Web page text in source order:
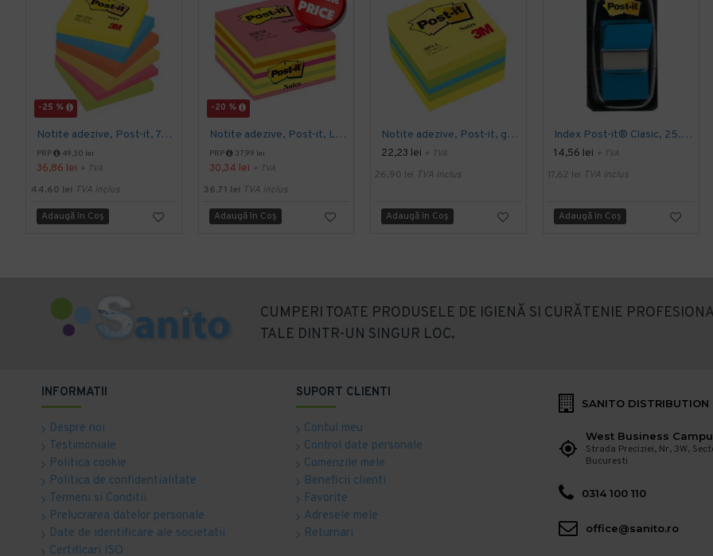
-25 %
Notite adezive, Post-it, 76 x 76 mm, multicolor, neon, 100 file, 6 bucati/set
PRP 49,30 lei
36,86 lei + TVA
44,60 lei TVA inclus
Adaugă în Coş
-20 %
Notite adezive, Post-it, Lollipop, 76 x 76 mm, neon, 450 file
PRP 37,99 lei
30,34 lei + TVA
36,71 lei TVA inclus
Adaugă în Coş
Notite adezive, Post-it, galben/verde, 51 x 51 mm, 400 file
22,23 lei + TVA
26,90 lei TVA inclus
Adaugă în Coş
Index Post-it® Clasic, 25.4 x 43.2 mm, albastru
14,56 lei + TVA
17,62 lei TVA inclus
Adaugă în Coş
CUMPERI TOATE PRODUSELE DE IGIENĂ SI CURĂTENIE
TALE DINTR-UN SINGUR LOC.
INFORMATII
Despre noi
Testimoniale
Politica cookie
Politica de confidentialitate
Termeni si Conditii
Prelucrarea datelor personale
Date de identificare ale societatii
Certificari ISO
SUPORT CLIENTI
Contul meu
Control date personale
Comenzile mele
Beneficii clienti
Favorite
Adresele mele
Returnari
SANITO DISTRIBUTION
West Business
Strada Preciziei, Nr, 3W,
Bucuresti
0314 100 110
office@sanito.ro